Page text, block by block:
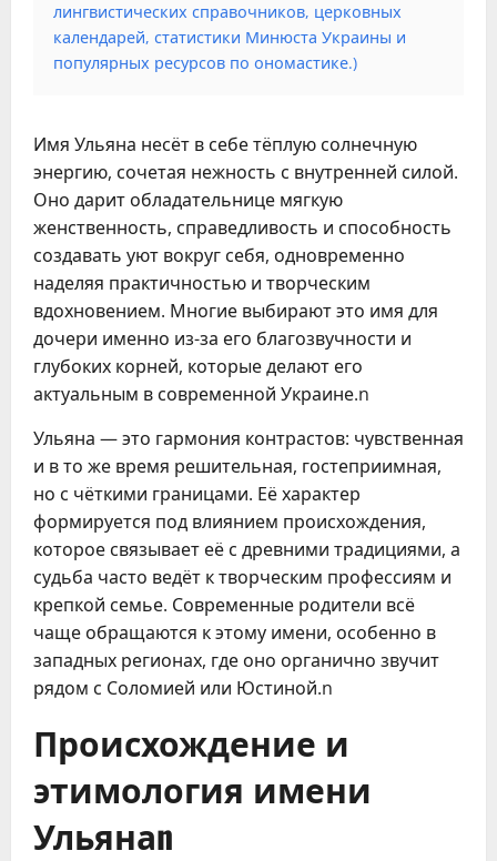
лингвистических справочников, церковных
календарей, статистики Минюста Украины и
популярных ресурсов по ономастике.)
Имя Ульяна несёт в себе тёплую солнечную
энергию, сочетая нежность с внутренней силой.
Оно дарит обладательнице мягкую
женственность, справедливость и способность
создавать уют вокруг себя, одновременно
наделяя практичностью и творческим
вдохновением. Многие выбирают это имя для
дочери именно из-за его благозвучности и
глубоких корней, которые делают его
актуальным в современной Украине.n
Ульяна — это гармония контрастов: чувственная
и в то же время решительная, гостеприимная,
но с чёткими границами. Её характер
формируется под влиянием происхождения,
которое связывает её с древними традициями, а
судьба часто ведёт к творческим профессиям и
крепкой семье. Современные родители всё
чаще обращаются к этому имени, особенно в
западных регионах, где оно органично звучит
рядом с Соломией или Юстиной.n
Происхождение и
этимология имени
Ульянаn